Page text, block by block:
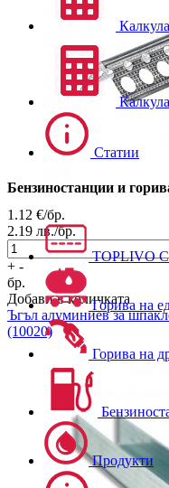
1.12 €/бр.
2.19 лв./бр.
+ -
бр.
Добави в количката
Ъгъл алуминиев за
(10020)
Статии
Бензиностанции и
TOPLIVO
Горива на
Горива на
Продукти